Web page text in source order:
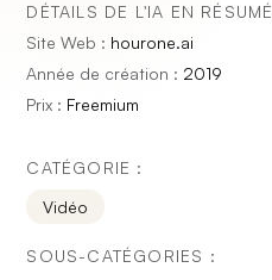
DÉTAILS DE L'IA EN RÉSUMÉ
Site Web : hourone.ai
Année de création : 2019
Prix : Freemium
CATÉGORIE :
Vidéo
SOUS-CATÉGORIES :